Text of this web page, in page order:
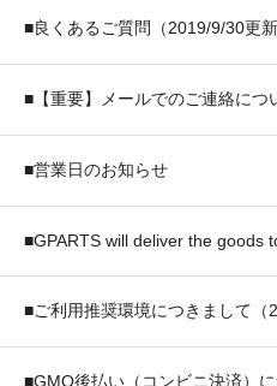
■良くあるご質問（2019/9/30更新
■【重要】メールでのご連絡につ
■営業日のお知らせ
■GPARTS will deliver the goods
■ご利用推奨環境につきまして（
■GMO後払い（コンビニ決済）